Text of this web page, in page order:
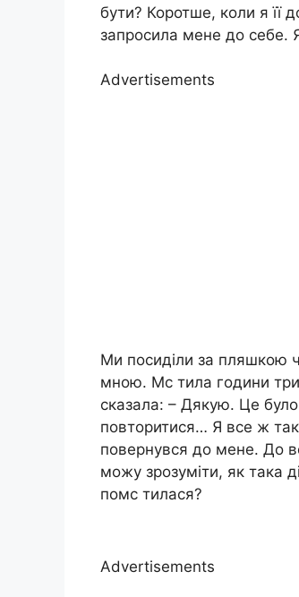
бути? Коротше, коли я її
запросила мене до себе.
Advertisements
Ми посиділи за пляшкою
мною. Мс тила години
сказала: – Дякую. Це
повторитися… Я все ж
повернувся до мене. До
можу зрозуміти, як така
помс тилася?
Advertisements